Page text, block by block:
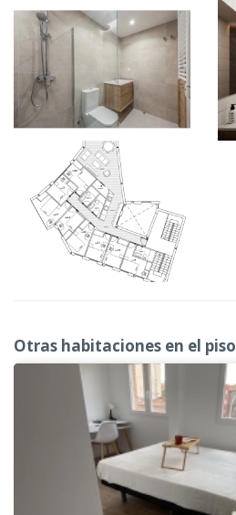
Otras habitaciones en el piso